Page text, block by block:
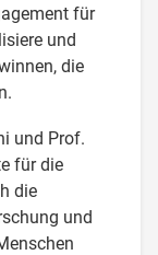
für
und
die
und Prof.
für die
die
und